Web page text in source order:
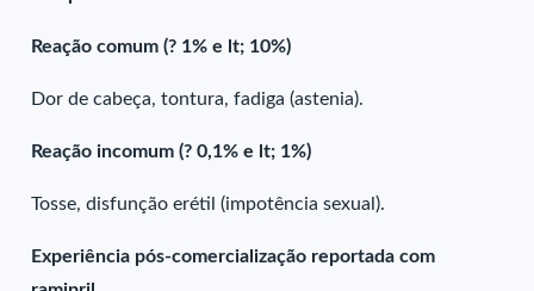
Reação comum (? 1% e lt; 10%)
Dor de cabeça, tontura, fadiga (astenia).
Reação incomum (? 0,1% e lt; 1%)
Tosse, disfunção erétil (impotência sexual).
Experiência pós-comercialização reportada com